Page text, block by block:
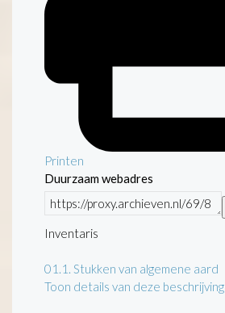
Printen
Duurzaam webadres
Inventaris
01.1. Stukken van algemene aard
Toon details van deze beschrijving